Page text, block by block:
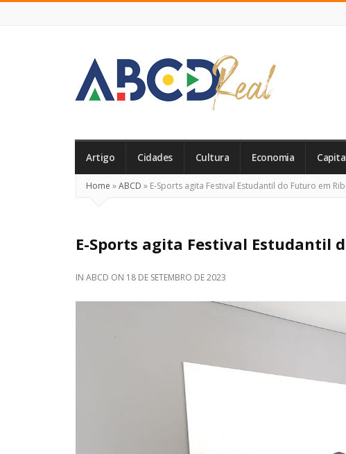
Real
Artigo Cidades Cultura Economia
Home »ABCD » E-Sports agita Festival Estudantil do Futuro em
E-Sports agita Festival Estudantil
IN ABCD ON 18 DE SETEMBRO DE 2023